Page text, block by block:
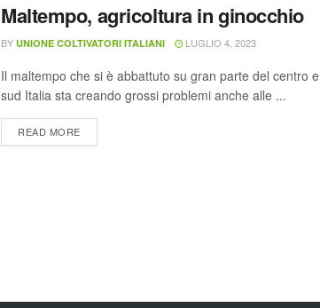
Maltempo, agricoltura in ginocchio
BY UNIONE COLTIVATORI ITALIANI LUGLIO 4, 2023
Il maltempo che si è abbattuto su gran parte del centro e
sud Italia sta creando grossi problemi anche alle ...
READ MORE